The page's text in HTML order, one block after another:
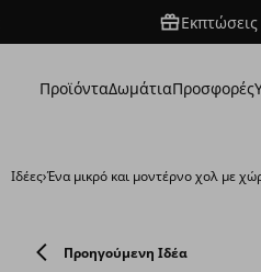
ΠροϊόνταΔωμάτιαΠροσφορές
Ιδέες›Ένα μικρό και μοντέρνο χολ με
Προηγούμενη Ιδέα